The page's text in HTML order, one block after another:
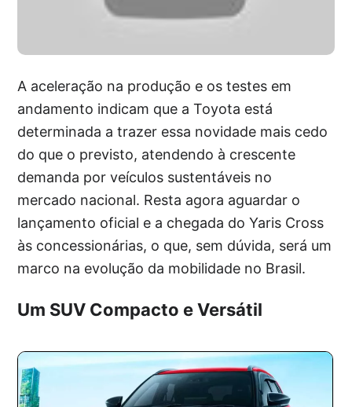
A aceleração na produção e os testes em
andamento indicam que a Toyota está
determinada a trazer essa novidade mais cedo
do que o previsto, atendendo à crescente
demanda por veículos sustentáveis no
mercado nacional. Resta agora aguardar o
lançamento oficial e a chegada do Yaris Cross
às concessionárias, o que, sem dúvida, será um
marco na evolução da mobilidade no Brasil.
Um SUV Compacto e Versátil